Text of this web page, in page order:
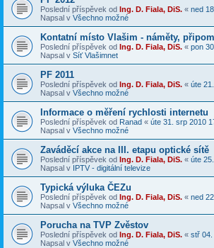
Poslední příspěvek od Ing. D. Fiala, DiS. « ned
Napsal v Všechno možné
Kontatní místo Vlašim - náměty,
Poslední příspěvek od Ing. D. Fiala, DiS. « pon
Napsal v Síť Vlašimnet
PF 2011
Poslední příspěvek od Ing. D. Fiala, DiS. « úte
Napsal v Všechno možné
Informace o měření rychlosti internetu
Poslední příspěvek od Ranad « úte 31. srp 2010
Napsal v Všechno možné
Zaváděcí akce na III. etapu optické sítě
Poslední příspěvek od Ing. D. Fiala, DiS. « úte
Napsal v IPTV - digitální televize
Typická výluka ČEZu
Poslední příspěvek od Ing. D. Fiala, DiS. « ned
Napsal v Všechno možné
Porucha na TVP Zvěstov
Poslední příspěvek od Ing. D. Fiala, DiS. « stř 04.
Napsal v Všechno možné